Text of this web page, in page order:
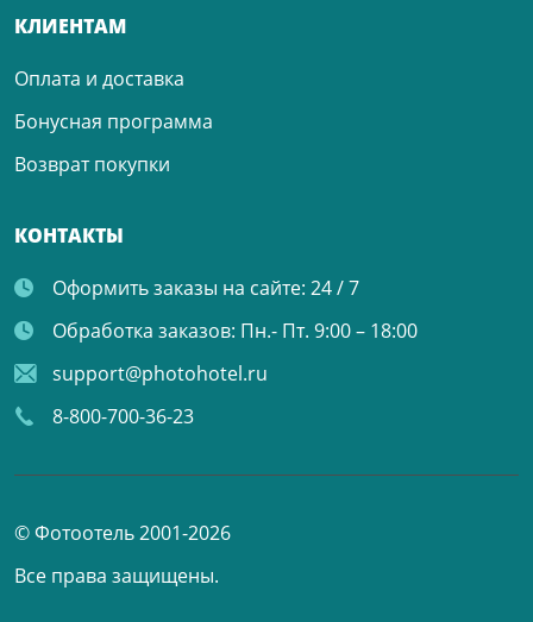
КЛИЕНТАМ
Оплата и доставка
Бонусная программа
Возврат покупки
КОНТАКТЫ
Оформить заказы на сайте: 24 / 7
Обработка заказов: Пн.- Пт. 9:00 – 18:00
support@photohotel.ru
8-800-700-36-23
© Фотоотель 2001-2026
Все права защищены.